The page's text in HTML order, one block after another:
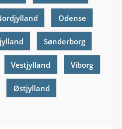
Odense
Sønderborg
Vestjylland Viborg
Østjylland